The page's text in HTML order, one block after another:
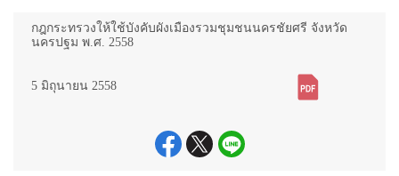
กฎกระทรวงให้ใช้บังคับผังเมืองรวมชุมชนนครชัยศรี จังหวัด
นครปฐม พ.ศ. 2558
5 มิถุนายน 2558